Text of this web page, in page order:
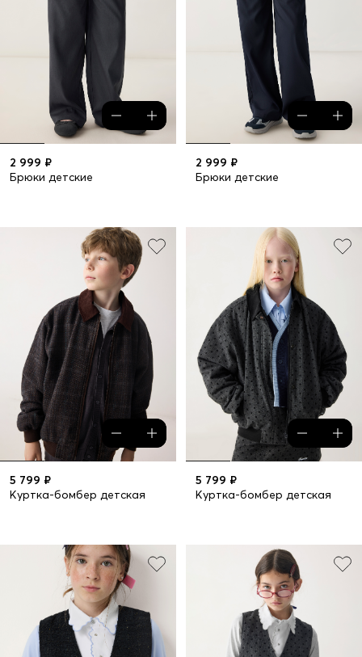
2 999 ₽
Брюки детские
2 999 ₽
Брюки детские
5 799 ₽
Куртка-бомбер детская
5 799 ₽
Куртка-бомбер детская